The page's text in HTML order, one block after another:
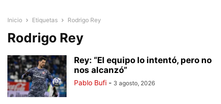
Inicio Etiquetas Rodrigo Rey
Rodrigo Rey
Rey: “El equipo lo intentó, pero no
nos alcanzó”
Pablo Bufi - 3 agosto, 2026